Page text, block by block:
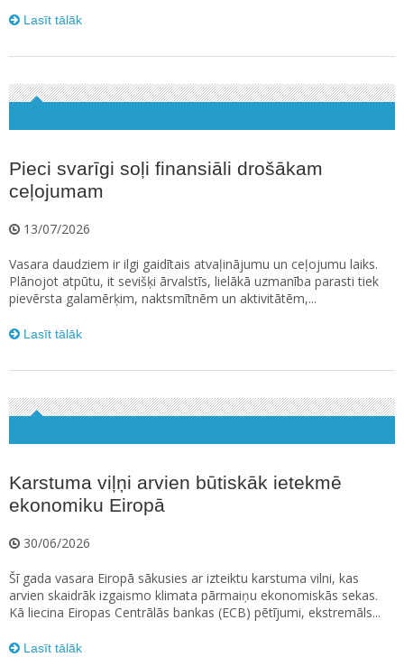
Lasīt tālāk
Pieci svarīgi soļi finansiāli drošākam
ceļojumam
13/07/2026
Vasara daudziem ir ilgi gaidītais atvaļinājumu un ceļojumu laiks.
Plānojot atpūtu, it sevišķi ārvalstīs, lielākā uzmanība parasti tiek
pievērsta galamērķim, naktsmītnēm un aktivitātēm,...
Lasīt tālāk
Karstuma viļņi arvien būtiskāk ietekmē
ekonomiku Eiropā
30/06/2026
Šī gada vasara Eiropā sākusies ar izteiktu karstuma vilni, kas
arvien skaidrāk izgaismo klimata pārmaiņu ekonomiskās sekas.
Kā liecina Eiropas Centrālās bankas (ECB) pētījumi, ekstremāls...
Lasīt tālāk